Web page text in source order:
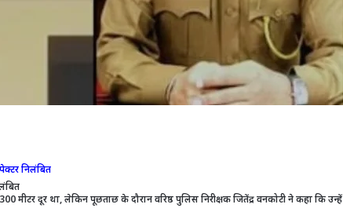
निलंबित
दूर था, लेकिन पूछताछ के दौरान वरिष्ठ पुलिस निरीक्षक जितेंद्र वनकोटी ने कहा कि उन्हें